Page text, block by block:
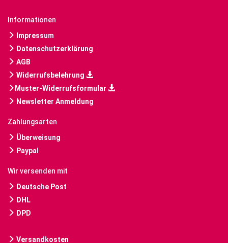
Informationen
Impressum
Datenschutzerklärung
AGB
Widerrufsbelehrung
Muster-Widerrufsformular
Newsletter Anmeldung
Zahlungsarten
Überweisung
Paypal
Wir versenden mit
Deutsche Post
DHL
DPD
Versandkosten